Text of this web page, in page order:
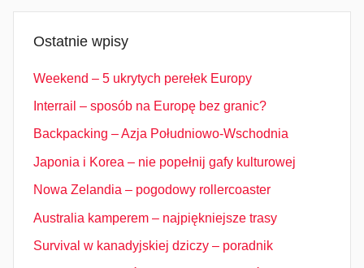
Ostatnie wpisy
Weekend – 5 ukrytych perełek Europy
Interrail – sposób na Europę bez granic?
Backpacking – Azja Południowo-Wschodnia
Japonia i Korea – nie popełnij gafy kulturowej
Nowa Zelandia – pogodowy rollercoaster
Australia kamperem – najpiękniejsze trasy
Survival w kanadyjskiej dziczy – poradnik